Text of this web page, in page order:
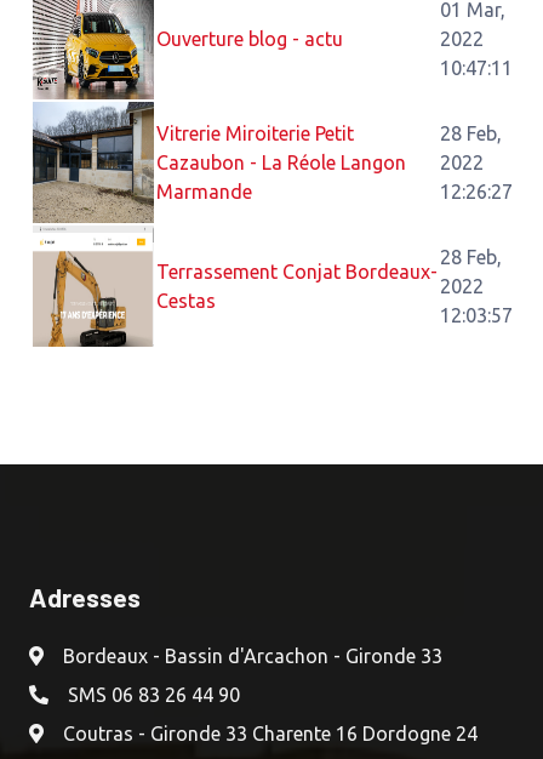
Ouverture blog - actu
01 Mar,
2022
10:47:11
Vitrerie Miroiterie Petit
Cazaubon - La Réole Langon
Marmande
28 Feb,
2022
12:26:27
Terrassement Conjat Bordeaux-
Cestas
28 Feb,
2022
12:03:57
Adresses
Bordeaux - Bassin d'Arcachon - Gironde 33
SMS 06 83 26 44 90
Coutras - Gironde 33 Charente 16 Dordogne 24